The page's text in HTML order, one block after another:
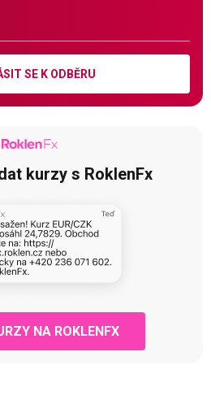
SE K ODBĚRU
kurzy s RoklenFx
NA ROKLENFX